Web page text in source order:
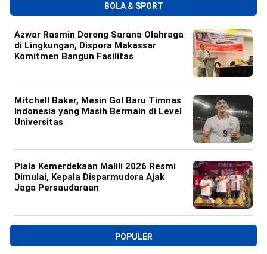
BOLA & SPORT
Azwar Rasmin Dorong Sarana Olahraga
di Lingkungan, Dispora Makassar
Komitmen Bangun Fasilitas
Mitchell Baker, Mesin Gol Baru Timnas
Indonesia yang Masih Bermain di Level
Universitas
Piala Kemerdekaan Malili 2026 Resmi
Dimulai, Kepala Disparmudora Ajak
Jaga Persaudaraan
POPULER